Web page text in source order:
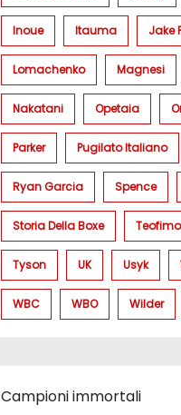
Inoue Itauma Jake
Lomachenko Magnesi
Nakatani Opetaia
Parker Pugilato Italiano
Ryan Garcia Spence
Storia Della Boxe
Tyson UK Usyk
WBC WBO Wilder
Campioni immortali